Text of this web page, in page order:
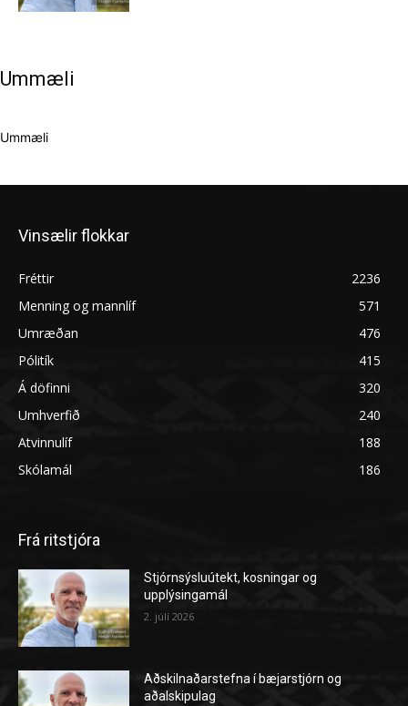
Ummæli
Ummæli
Vinsælir flokkar
Fréttir
2236
Menning og mannlíf
571
Umræðan
476
Pólitík
415
Á döfinni
320
Umhverfið
240
Atvinnulíf
188
Skólamál
186
Frá ritstjóra
Stjórnsýsluútekt, kosningar og
upplýsingamál
2. júlí 2026
Aðskilnaðarstefna í bæjarstjórn og
aðalskipulag